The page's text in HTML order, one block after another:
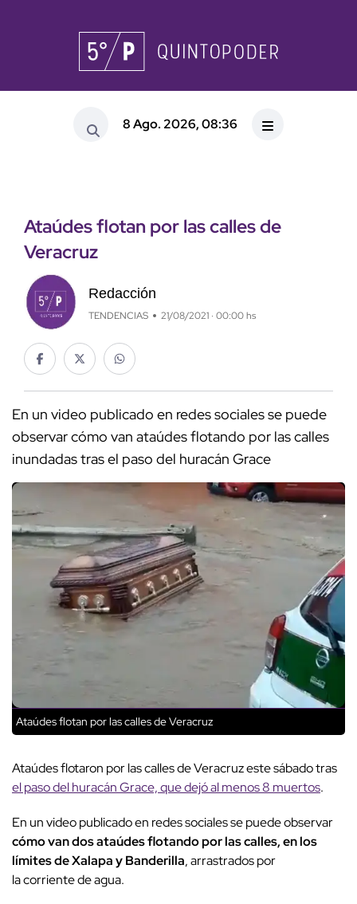
8 Ago. 2026, 08:36
Ataúdes flotan por las calles de
Veracruz
Redacción
TENDENCIAS 21/08/2021 · 00:00 hs
En un video publicado en redes sociales se puede
observar cómo van ataúdes flotando por las calles
inundadas tras el paso del huracán Grace
Ataúdes flotan por las calles de Veracruz
Ataúdes flotaron por las calles de Veracruz este sábado tras
el paso del huracán Grace, que dejó al menos 8 muertos.
En un video publicado en redes sociales se puede observar
cómo van dos ataúdes flotando por las calles, en los
límites de Xalapa y Banderilla, arrastrados por
la corriente de agua.